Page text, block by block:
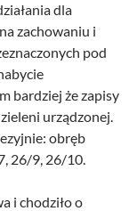
dla
zachowaniu i
pod
bardziej że zapisy
urządzonej.
obręb
26/9, 26/10.
i chodziło o